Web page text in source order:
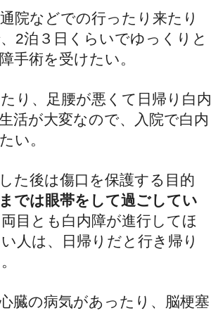
院などでの行ったり来たり
2泊３日くらいでゆっくりと
手術を受けたい。
り、足腰が悪くて日帰り白内
活が大変なので、入院で白内
い。
た後は傷口を保護する目的
では眼帯をして過ごしてい
目とも白内障が進行してほ
人は、日帰りだと行き帰り
臓の病気があったり、脳梗塞